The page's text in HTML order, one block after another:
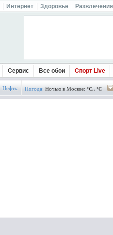
Интернет Здоровье Развлечения
Сервис Все обои Спорт Live
Нефть: Погода: Ночью в Москве: °C.. °C